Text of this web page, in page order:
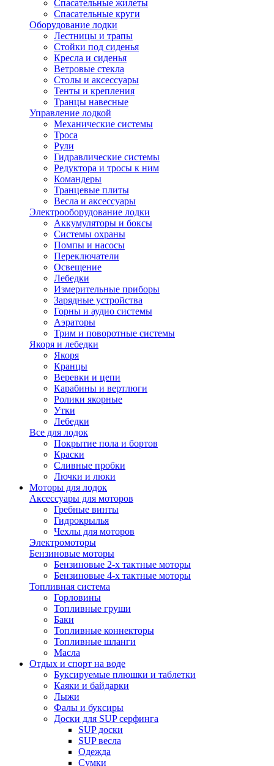
Спасательные жилеты
Спасательные круги
Оборудование лодки
Лестницы и трапы
Стойки под сиденья
Кресла и сиденья
Ветровые стекла
Столы и аксессуары
Тенты и крепления
Транцы навесные
Управление лодкой
Механические системы
Троса
Рули
Гидравлические системы
Редуктора и тросы к ним
Командеры
Транцевые плиты
Весла и аксессуары
Электрооборудование лодки
Аккумуляторы и боксы
Системы охраны
Помпы и насосы
Переключатели
Освещение
Лебедки
Измерительные приборы
Зарядные устройства
Горны и аудио системы
Аэраторы
Трим и поворотные системы
Якоря и лебедки
Якоря
Кранцы
Веревки и цепи
Карабины и вертлюги
Ролики якорные
Утки
Лебедки
Все для лодок
Покрытие пола и бортов
Краски
Сливные пробки
Лючки и люки
Моторы для лодок
Аксессуары для моторов
Гребные винты
Гидрокрылья
Чехлы для моторов
Электромоторы
Бензиновые моторы
Бензиновые 2-х тактные моторы
Бензиновые 4-х тактные моторы
Топливная система
Горловины
Топливные груши
Баки
Топливные коннекторы
Топливные шланги
Масла
Отдых и спорт на воде
Буксируемые плюшки и таблетки
Каяки и байдарки
Лыжи
Фалы и буксиры
Доски для SUP серфинга
SUP доски
SUP весла
Одежда
Сумки